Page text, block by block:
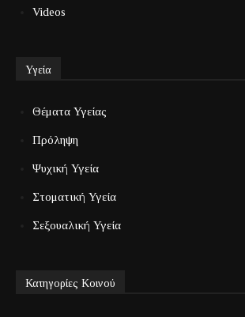
Videos
Υγεία
Θέματα Υγείας
Πρόληψη
Ψυχική Υγεία
Στοματική Υγεία
Σεξουαλική Υγεία
Κατηγορίες Κοινού